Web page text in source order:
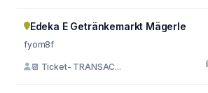
Edeka E Getränkemarkt Mägerle
fyom8f
📆 Ticket- TRANSAC...